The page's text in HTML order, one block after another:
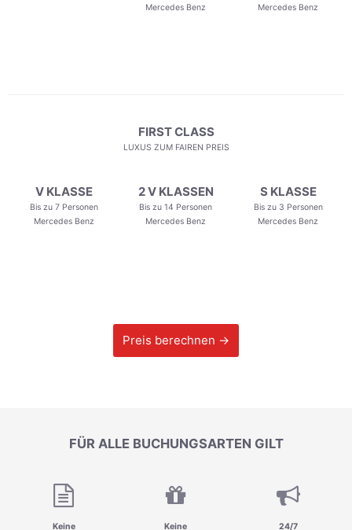
Mercedes Benz
Mercedes Benz
FIRST CLASS
LUXUS ZUM FAIREN PREIS
V KLASSE
Bis zu 7 Personen
Mercedes Benz
2 V KLASSEN
Bis zu 14 Personen
Mercedes Benz
S KLASSE
Bis zu 3 Personen
Mercedes Benz
Preis berechnen →
FÜR ALLE BUCHUNGSARTEN GILT
Keine
Keine
24/7